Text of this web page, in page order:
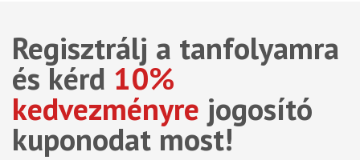
Regisztrálj a tanfolyamra
és kérd 10%
kedvezményre jogosító
kuponodat most!